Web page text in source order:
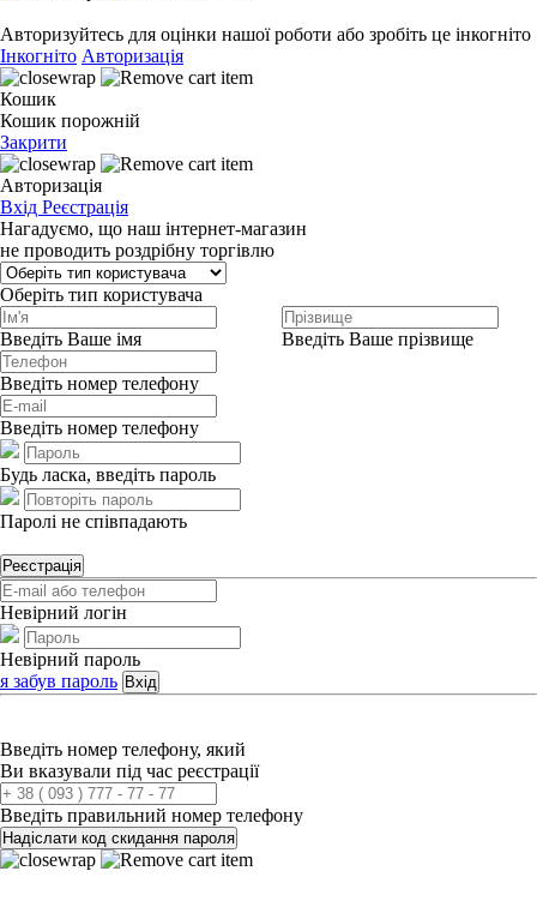
Авторизуйтесь для оцінки нашої роботи або зробіть це інкогніто
Інкогніто Авторизація
Кошик
Кошик порожній
Закрити
Авторизація
Вхід Реєстрація
Нагадуємо, що наш інтернет-магазин
не проводить роздрібну торгівлю
Оберіть тип користувача
Введіть Ваше імя Введіть Ваше прізвище
Введіть номер телефону
Введіть номер телефону
Будь ласка, введіть пароль
Паролі не співпадають
Реєстрація
Невірний логін
Невірний пароль
я забув пароль Вхід
Введіть номер телефону, який
Ви вказували під час реєстрації
Введіть правильний номер телефону
Надіслати код скидання пароля